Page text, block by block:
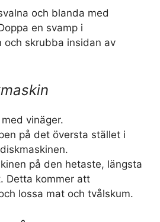
och blanda med
en svamp i
och skrubba insidan av
vinäger.
på det översta stället i
på den hetaste, längsta
Detta kommer att
lossa mat och tvålskum.